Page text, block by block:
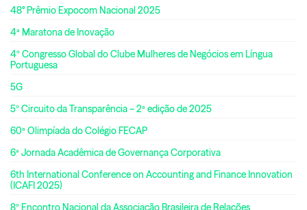
48° Prêmio Expocom Nacional 2025
4ª Maratona de Inovação
4º Congresso Global do Clube Mulheres de Negócios em Língua
Portuguesa
5G
5º Circuito da Transparência – 2ª edição de 2025
60ª Olimpíada do Colégio FECAP
6ª Jornada Acadêmica de Governança Corporativa
6th International Conference on Accounting and Finance Innovation
(ICAFI 2025)
8º Encontro Nacional da Associação Brasileira de Relações